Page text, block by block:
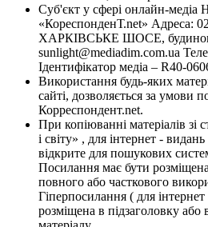
Суб'єкт у сфері онлайн-медіа
«КореспонденТ.net» Адреса:
ХАРКІВСЬКЕ ШОСЕ, будинок
sunlight@mediadim.com.ua
Ідентифікатор медіа – R40-
Використання будь-яких
сайті, дозволяється за умови
Корреспондент.net.
При копіюванні матеріалів
і світу» , для інтернет -
відкрите для пошукових
Посилання має бути
повного або часткового
Гіперпосилання ( для
розміщена в підзаголовку або